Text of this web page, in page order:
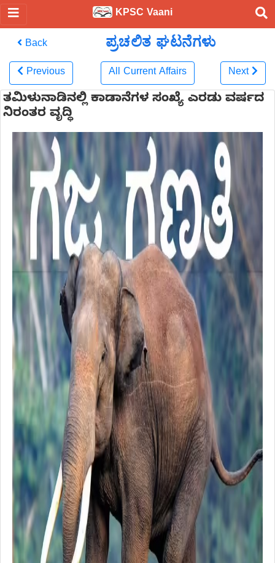
KPSC Vaani
Back ಪ್ರಚಲಿತ ಘಟನೆಗಳು
Previous All Current Affairs Next
ತಮಿಳುನಾಡಿನಲ್ಲಿ ಕಾಡಾನೆಗಳ ಸಂಖ್ಯೆ ಎರಡು ವರ್ಷದ
ನಿರಂತರ ವೃದ್ಧಿ